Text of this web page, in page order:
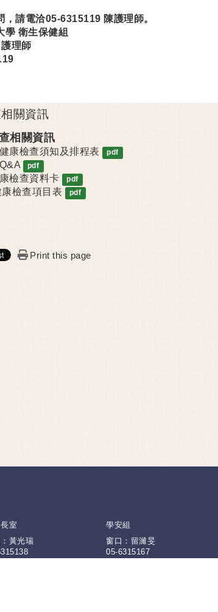
，請電洽05-6315119 陳護理師。
學 衛生保健組
理師
關資訊
相關資訊
康檢查須知及排程表 pdf
pdf
檢查資料卡 pdf
檢查項目表 pdf
Print this page
室
黃光瑞
學安組
窗口：留濰旻
05-6315167